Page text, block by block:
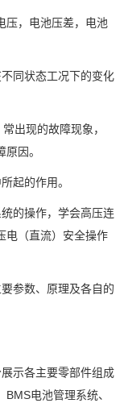
压，电池压差，电池
同状态工况下的变化
出现的故障现象，
因。
起的作用。
的操作，学会高压连
电（直流）安全操作
参数、原理及各自的
示各主要零部件组成
电池管理系统、